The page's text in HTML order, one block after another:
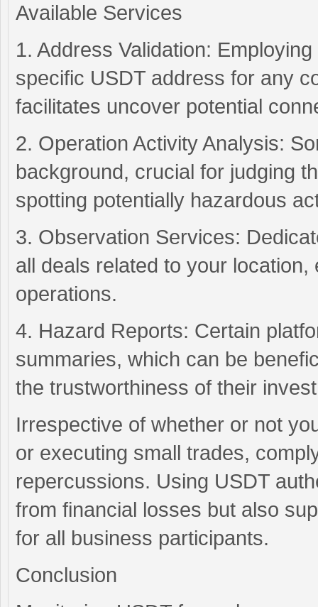
Available Services
1. Address Validation:
specific USDT address for any
facilitates uncover potential
2. Operation Activity Analysis:
background, crucial for judging
spotting potentially hazardous
3. Observation Services:
all deals related to your
operations.
4. Hazard Reports: Certain
summaries, which can be
the trustworthiness of their
Irrespective of whether or not
or executing small trades,
repercussions. Using USDT
from financial losses but also
for all business participants.
Conclusion